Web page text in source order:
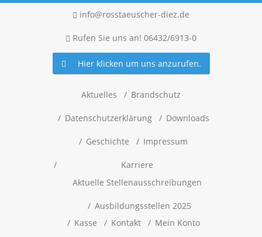
info@rosstaeuscher-diez.de
Rufen Sie uns an! 06432/6913-0
Hier klicken um uns anzurufen.
Aktuelles Brandschutz
Datenschutzerklärung Downloads
Geschichte Impressum
Karriere
Aktuelle Stellenausschreibungen
Ausbildungsstellen 2025
Kasse
Kontakt Mein Konto